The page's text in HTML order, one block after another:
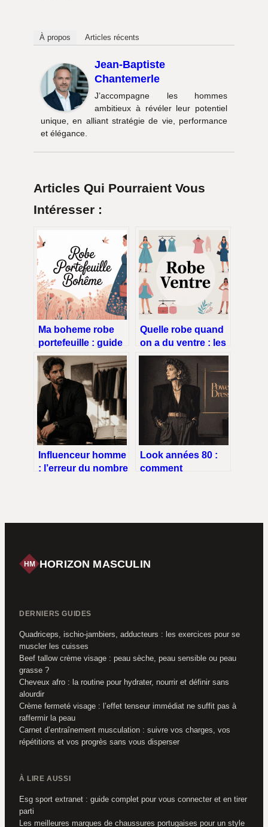
À propos Articles récents
Jean-Baptiste
Chantemerle
J’accompagne les hommes
ambitieux à révéler leur potentiel
unique, en alliant stratégie de vie, performance
et élégance.
Articles Qui Pourraient Vous
Intéresser :
Ma boheme robe
portefeuille : guide
complet pour un
look bohème
affirmé
Quelle robe quand
on a du ventre : les
coupes qui
changent tout
Influenceur homme
: l’erreur du nombre
Look années 80 :
comment
HM HORIZON MASCULIN
DERNIERS GUIDES
Quadriceps, ischio-jambiers, adducteurs : les exercices pour se
muscler les cuisses
Beef tallow crème visage : peau sèche, peau sensible ou peau
grasse ?
Cheveux afro : la routine pour hydrater, nourrir et définir sans
alourdir
Crème fermeté visage : l’effet tenseur immédiat ne suffit pas à
raffermir la peau
Carnet d’entraînement musculation : suivre vos charges, vos
répétitions et vos progrès sans vous disperser
À LIRE AUSSI
Esg sport extranet : guide complet pour vous connecter et en tirer
parti
Les meilleures marques de chaussures portugaises pour un style